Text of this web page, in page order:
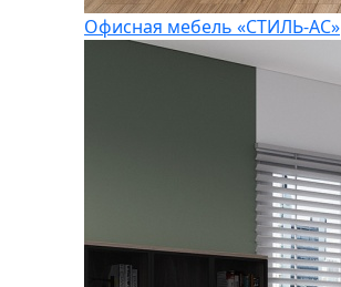
Офисная мебель «СТИЛЬ-АС»